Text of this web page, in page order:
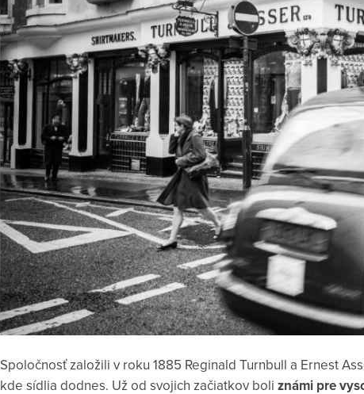
Spoločnosť založili v roku 1885 Reginald Turnbull a Ernest
kde sídlia dodnes. Už od svojich začiatkov boli známi pre